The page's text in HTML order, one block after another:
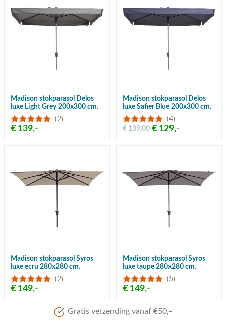
Madison stokparasol Delos
luxe Light Grey 200x300 cm.
(2)
€ 139,-
Madison stokparasol Delos
luxe Safier Blue 200x300 cm.
(4)
€ 129,-
€ 139,00
Madison stokparasol Syros
luxe ecru 280x280 cm.
(2)
€ 149,-
Madison stokparasol Syros
luxe taupe 280x280 cm.
(5)
€ 149,-
Gratis verzending vanaf €50,-